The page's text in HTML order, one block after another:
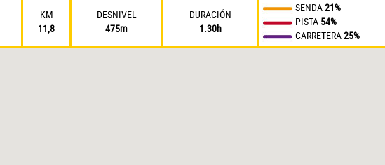
KM
11,8
DESNIVEL
475m
DURACIÓN
1.30h
SENDA21%
PISTA 54%
CARRETERA25%